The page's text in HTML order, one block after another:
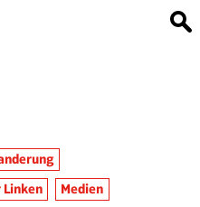
Linken
Medien